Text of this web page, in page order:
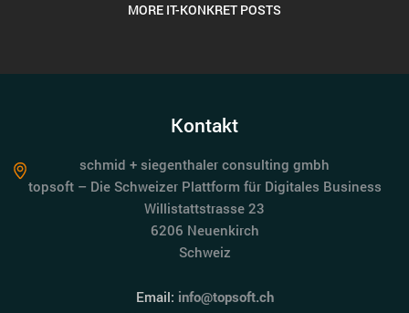
MORE IT-KONKRET POSTS
Kontakt
schmid + siegenthaler consulting gmbh
topsoft – Die Schweizer Plattform für Digitales Business
Willistattstrasse 23
6206 Neuenkirch
Schweiz
Email: info@topsoft.ch